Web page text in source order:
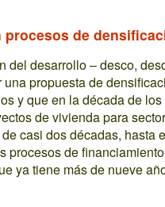
procesos de
del desarrollo – desco,
propuesta de
y que en la década de los
de vivienda para
casi dos décadas, hasta
procesos de
ya tiene más de nueve